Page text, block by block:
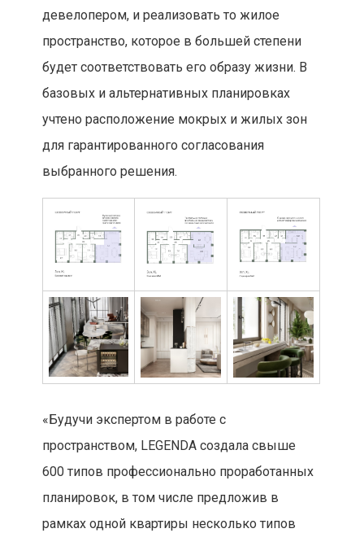
девелопером, и реализовать то жилое
пространство, которое в большей степени
будет соответствовать его образу жизни. В
базовых и альтернативных планировках
учтено расположение мокрых и жилых зон
для гарантированного согласования
выбранного решения.
«Будучи экспертом в работе с
пространством, LEGENDA создала свыше
600 типов профессионально проработанных
планировок, в том числе предложив в
рамках одной квартиры несколько типов